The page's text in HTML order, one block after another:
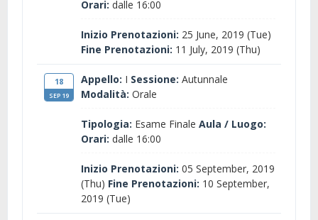
Orari: dalle 16:00
Inizio Prenotazioni: 25 June, 2019 (Tue)
Fine Prenotazioni: 11 July, 2019 (Thu)
18
SEP 19
Appello: I Sessione: Autunnale
Modalità: Orale
Tipologia: Esame Finale Aula / Luogo:
Orari: dalle 16:00
Inizio Prenotazioni: 05 September, 2019
(Thu) Fine Prenotazioni: 10 September,
2019 (Tue)